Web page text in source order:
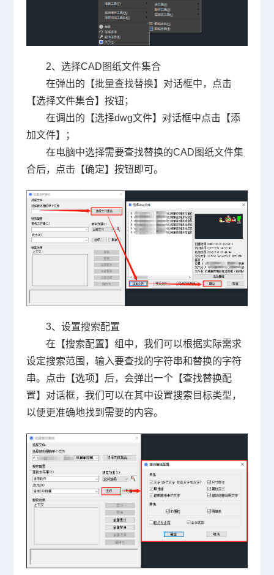
2、选择CAD图纸文件集合
在弹出的【批量查找替换】对话框中，点击
【选择文件集合】按钮；
在调出的【选择dwg文件】对话框中点击【添
加文件】；
在电脑中选择需要查找替换的CAD图纸文件集
合后，点击【确定】按钮即可。
3、设置搜索配置
在【搜索配置】组中，我们可以根据实际需求
设定搜索范围，输入要查找的字符串和替换的字符
串。点击【选项】后，会弹出一个【查找替换配
置】对话框，我们可以在其中设置搜索目标类型，
以便更准确地找到需要的内容。